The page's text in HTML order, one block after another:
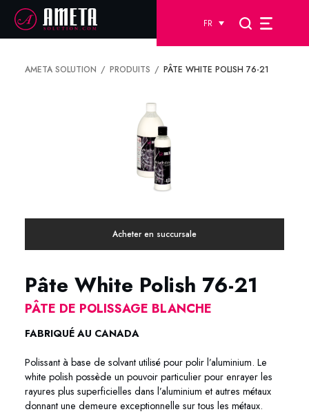
FR
AMETA SOLUTION PRODUITS PÂTE WHITE POLISH 76-21
Acheter en succursale
Pâte White Polish 76-21
PÂTE DE POLISSAGE BLANCHE
FABRIQUÉ AU CANADA
Polissant à base de solvant utilisé pour polir l’aluminium. Le
white polish possède un pouvoir particulier pour enrayer les
rayures plus superficielles dans l’aluminium et autres métaux
donnant une demeure exceptionnelle sur tous les métaux.